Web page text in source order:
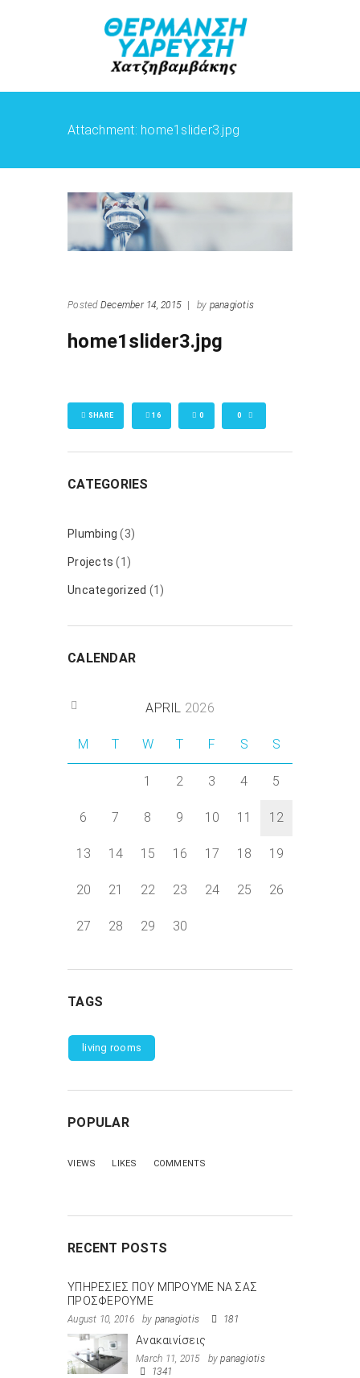
Attachment: home1slider3.jpg
Posted December 14, 2015 by panagiotis
home1slider3.jpg
SHARE 16 0 0
CATEGORIES
Plumbing (3)
Projects (1)
Uncategorized (1)
CALENDAR
APRIL 2026
M T W T F S S
1 2 3 4 5
6 7 8 9 10 11 12
13 14 15 16 17 18 19
20 21 22 23 24 25 26
27 28 29 30
TAGS
living rooms
POPULAR
VIEWS LIKES COMMENTS
RECENT POSTS
ΥΠΗΡΕΣΙΕΣ ΠΟΥ ΜΠΡΟΥΜΕ ΝΑ ΣΑΣ
ΠΡΟΣΦΕΡΟΥΜΕ
August 10, 2016 by panagiotis 181
Ανακαινίσεις
March 11, 2015 bypanagiotis
1341